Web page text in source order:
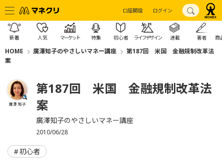
口座開設 ログイン
新着 人気 マーケット 特集 初心者 ライフデザイン 連載 著者 商
HOME 廣澤知子のやさしいマネー講座
第187回 米国 金融規制改革法
案
廣澤 知子
第187回 米国 金融規制改革法
案
廣澤知子のやさしいマネー講座
2010/06/28
初心者